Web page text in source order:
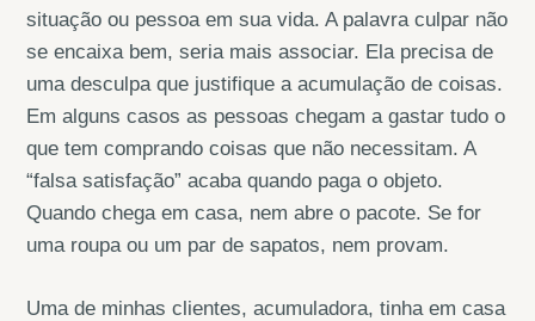
situação ou pessoa em sua vida. A palavra culpar não
se encaixa bem, seria mais associar. Ela precisa de
uma desculpa que justifique a acumulação de coisas.
Em alguns casos as pessoas chegam a gastar tudo o
que tem comprando coisas que não necessitam. A
“falsa satisfação” acaba quando paga o objeto.
Quando chega em casa, nem abre o pacote. Se for
uma roupa ou um par de sapatos, nem provam.
Uma de minhas clientes, acumuladora, tinha em casa